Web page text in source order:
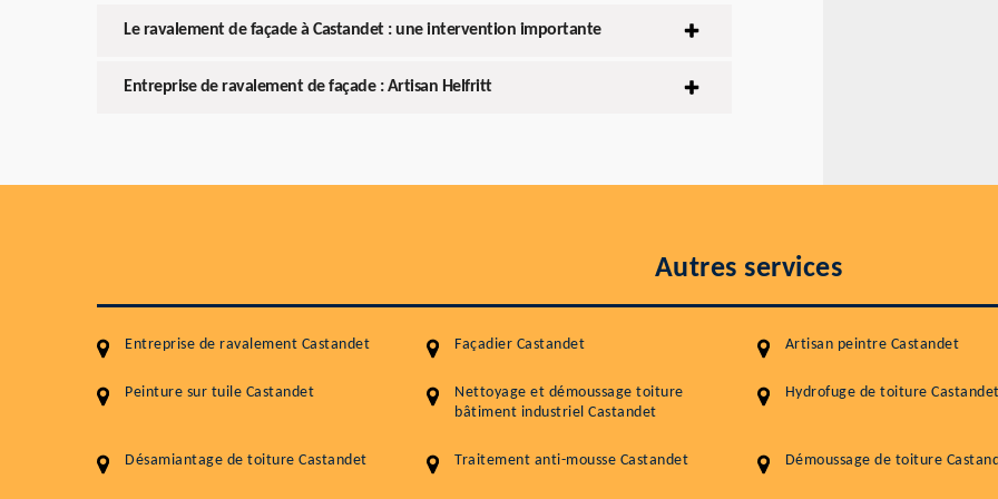
Le ravalement de façade à Castandet : une intervention importante
Entreprise de ravalement de façade : Artisan Helfritt
Autres services
Entreprise de ravalement Castandet Façadier Castandet Artisan peintre Castandet
Peinture sur tuile Castandet
Nettoyage et démoussage toiture
bâtiment industriel Castandet
Hydrofuge de toiture Castandet
Désamiantage de toiture Castandet Traitement anti-mousse Castandet Démoussage de toiture